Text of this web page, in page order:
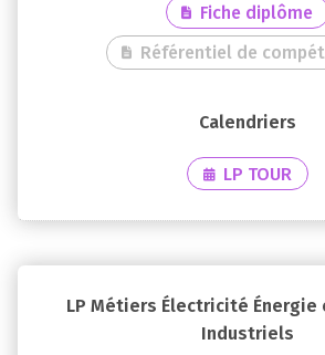
Fiche diplôme
Référentiel de
LP TOUR
LP Métiers Électricité Énergie
Industriels